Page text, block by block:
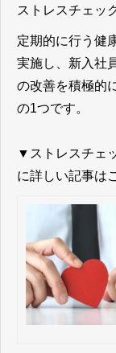
ストレスチェッ
定期的に行う健
実施し、新入社
の改善を積極的
の1つです。
▼ストレスチェ
に詳しい記事は